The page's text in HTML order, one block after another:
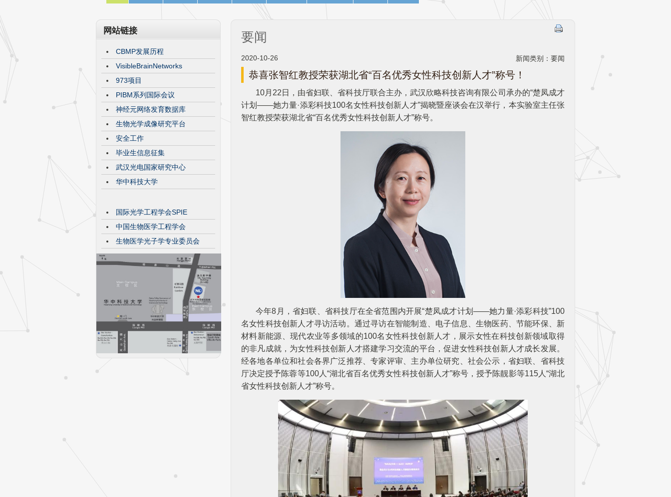
网站链接
CBMP发展历程
VisibleBrainNetworks
973项目
PIBM系列国际会议
神经元网络发育数据库
生物光学成像研究平台
安全工作
毕业生信息征集
武汉光电国家研究中心
华中科技大学
国际光学工程学会SPIE
中国生物医学工程学会
生物医学光子学专业委员会
要闻
新闻类别：要闻
2020-10-26
恭喜张智红教授荣获湖北省“百名优秀女性科技创新人才”称号！
10月22日，由省妇联、省科技厅联合主办，武汉欣略科技咨询有限公司承办的“楚凤成才
计划——她力量·添彩科技100名女性科技创新人才”揭晓暨座谈会在汉举行，本实验室主任张
智红教授荣获湖北省“百名优秀女性科技创新人才”称号。
今年8月，省妇联、省科技厅在全省范围内开展“楚凤成才计划——她力量·添彩科技”100
名女性科技创新人才寻访活动。通过寻访在智能制造、电子信息、生物医药、节能环保、新
材料新能源、现代农业等多领域的100名女性科技创新人才，展示女性在科技创新领域取得
的非凡成就，为女性科技创新人才搭建学习交流的平台，促进女性科技创新人才成长发展。
经各地各单位和社会各界广泛推荐、专家评审、主办单位研究、社会公示，省妇联、省科技
厅决定授予陈蓉等100人“湖北省百名优秀女性科技创新人才”称号，授予陈靓影等115人“湖北
省女性科技创新人才”称号。